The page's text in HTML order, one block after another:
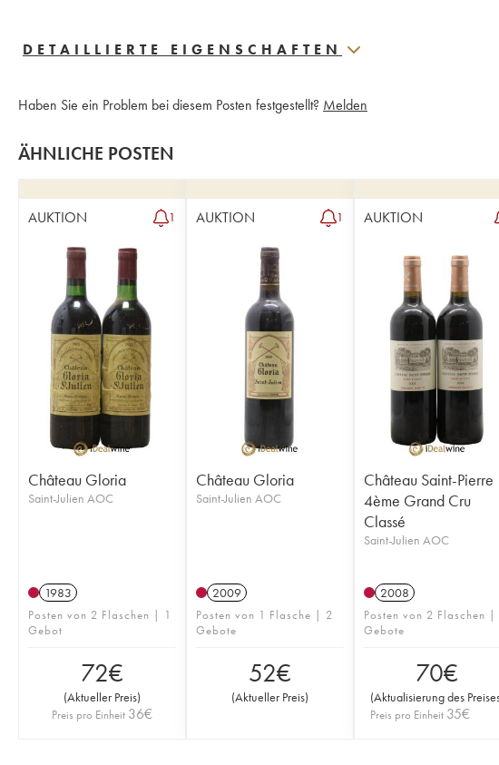
DETAILLIERTE EIGENSCHAFTEN
Haben Sie ein Problem bei diesem Posten festgestellt? Melden
ÄHNLICHE POSTEN
AUKTION 1
Château Gloria
Saint-Julien AOC
1983
Posten von 2 Flaschen | 1
Gebot
72€
(Aktueller Preis)
Preis pro Einheit 36€
AUKTION 1
Château Gloria
Saint-Julien AOC
2009
Posten von 1 Flasche | 2
Gebote
52€
(Aktueller Preis)
AUKTION
Château Saint-Pierre
4ème Grand Cru
Classé
Saint-Julien AOC
2008
Posten von 2 Flaschen |
Gebote
70€
(Aktualisierung des
Preis pro Einheit 35€